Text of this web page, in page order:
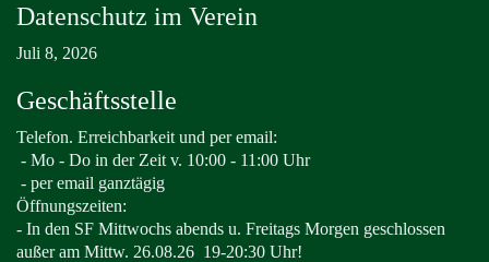
Datenschutz im Verein
Juli 8, 2026
Geschäftsstelle
Telefon. Erreichbarkeit und per email:
- Mo - Do in der Zeit v. 10:00 - 11:00 Uhr
- per email ganztägig
Öffnungszeiten:
- In den SF Mittwochs abends u. Freitags Morgen geschlossen
außer am Mittw. 26.08.26 19-20:30 Uhr!